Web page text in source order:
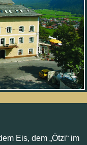
Eis, dem „Ötzi“ im